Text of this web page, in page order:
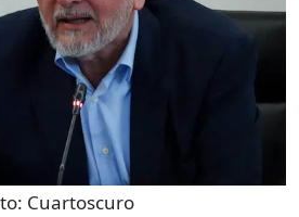
Cuartoscuro